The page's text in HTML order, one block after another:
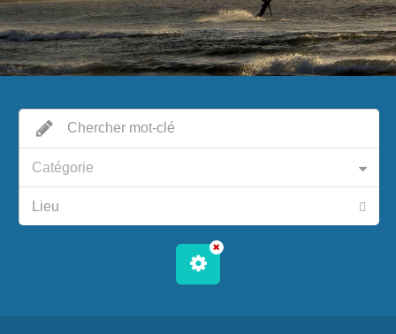
Catégorie